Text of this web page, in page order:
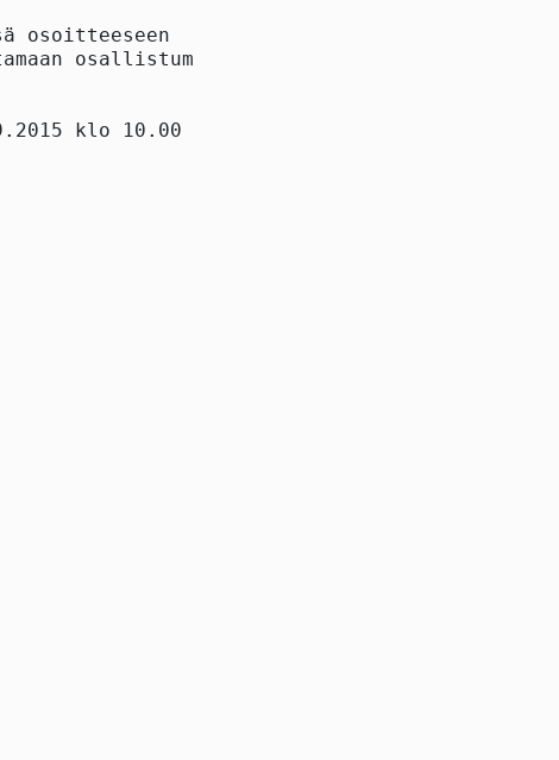
osoitteeseen
osallistuminen
klo 10.00 Suomen